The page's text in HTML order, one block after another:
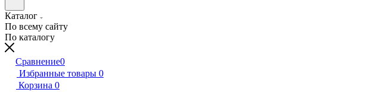
Каталог
По всему сайту
По каталогу
Сравнение0
Избранные товары 0
Корзина 0